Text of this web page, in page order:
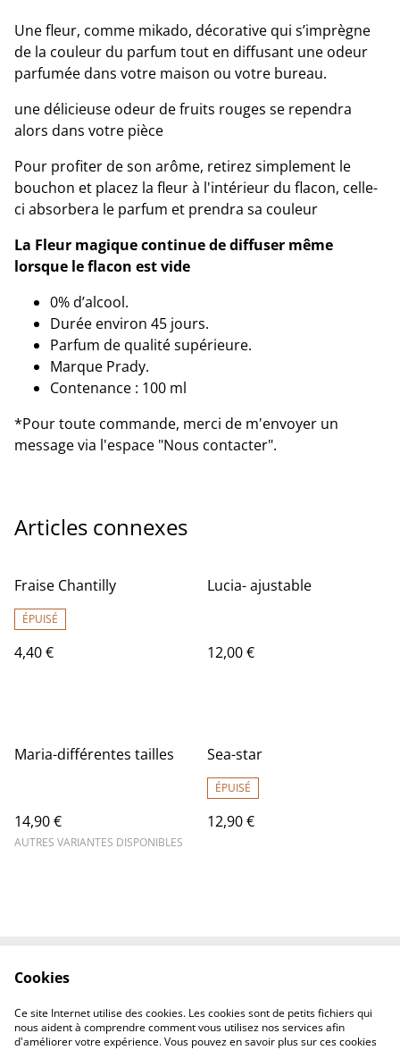
Une fleur, comme mikado, décorative qui s’imprègne
de la couleur du parfum tout en diffusant une odeur
parfumée dans votre maison ou votre bureau.
une délicieuse odeur de fruits rouges se rependra
alors dans votre pièce
Pour profiter de son arôme, retirez simplement le
bouchon et placez la fleur à l'intérieur du flacon, celle-
ci absorbera le parfum et prendra sa couleur
La Fleur magique continue de diffuser même
lorsque le flacon est vide
0% d’alcool.
Durée environ 45 jours.
Parfum de qualité supérieure.
Marque Prady.
Contenance : 100 ml
*Pour toute commande, merci de m'envoyer un
message via l'espace "Nous contacter".
Articles connexes
Fraise Chantilly
ÉPUISÉ
4,40 €
Lucia- ajustable
12,00 €
Maria-différentes tailles
14,90 €
AUTRES VARIANTES DISPONIBLES
Sea-star
ÉPUISÉ
12,90 €
Politique de
confidentialité
Politique de cookies
Cookies
Ce site Internet utilise des cookies. Les cookies sont de petits fichiers qui
nous aident à comprendre comment vous utilisez nos services afin
d'améliorer votre expérience. Vous pouvez en savoir plus sur ces cookies